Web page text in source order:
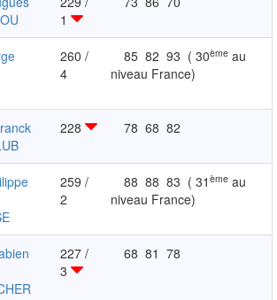
1
260 /
4
85 82 93 ( 30ème au
niveau France)
228 78 68 82
259 /
2
88 88 83 ( 31ème au
niveau France)
227 /
3
68 81 78